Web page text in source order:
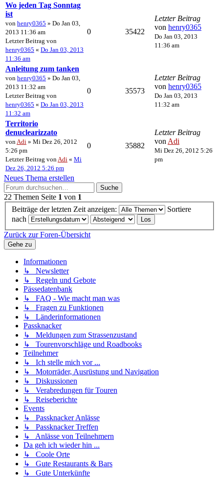
Wo jeden Tag Sonntag
ist
von henry0365 » Do Jan 03,
2013 11:36 am
Letzter Beitrag von
henry0365 « Do Jan 03, 2013
11:36 am
0 35422
Letzter Beitrag
von henry0365
Do Jan 03, 2013
11:36 am
Anleitung zum tanken
von henry0365 » Do Jan 03,
2013 11:32 am
Letzter Beitrag von
henry0365 « Do Jan 03, 2013
11:32 am
0 35573
Letzter Beitrag
von henry0365
Do Jan 03, 2013
11:32 am
Territorio
denuclearizzato
von Adi » Mi Dez 26, 2012
5:26 pm
Letzter Beitrag von Adi « Mi
Dez 26, 2012 5:26 pm
0 35882
Letzter Beitrag
von Adi
Mi Dez 26, 2012 5:26
pm
Neues Thema erstellen
Suche
22 Themen Seite 1 von 1
Beiträge der letzten Zeit anzeigen:
Sortiere
nach
Zurück zur Foren-Übersicht
Gehe zu
Informationen
↳ Newsletter
↳ Regeln und Gebote
Pässedatenbank
↳ FAQ - Wie macht man was
↳ Fragen zu Funktionen
↳ Länderinformationen
Passknacker
↳ Meldungen zum Strassenzustand
↳ Tourenvorschläge und Roadbooks
Teilnehmer
↳ Ich stelle mich vor ...
↳ Motorräder, Ausrüstung und Navigation
↳ Diskussionen
↳ Verabredungen für Touren
↳ Reiseberichte
Events
↳ Passknacker Anlässe
↳ Passknacker Treffen
↳ Anlässe von Teilnehmern
Da geh ich wieder hin ...
↳ Coole Orte
↳ Gute Restaurants & Bars
↳ Gute Unterkünfte